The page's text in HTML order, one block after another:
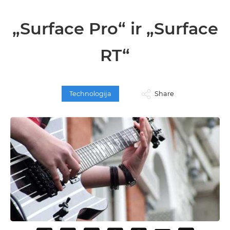
„Surface Pro“ ir „Surface
RT“
Technologija Share